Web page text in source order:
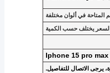
المتاحة في ألوان مختلفة
السعر يختلف حسب الكمية
يرجى الاتصال للتفاصيل.